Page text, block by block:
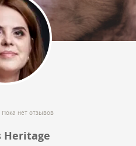
Пока нет отзывов
Heritage